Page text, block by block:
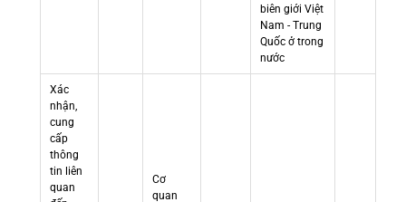
biên giới Việt
Nam - Trung
Quốc ở trong
nước
Xác
nhận,
cung
cấp
thông
tin liên
quan
Cơ
quan